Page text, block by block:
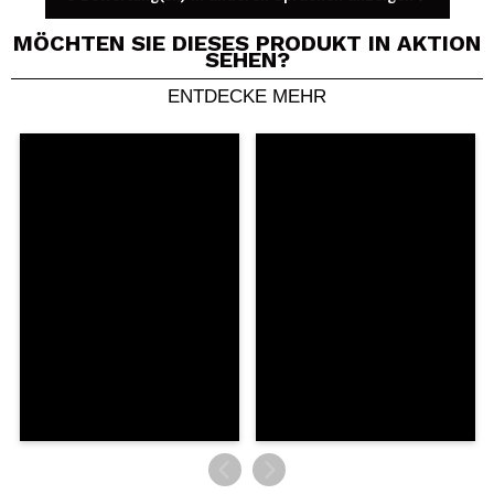
Ein Video oder Foto teilen
Dein Video könnte das erste sein. Stell es dir vor...
MÖCHTEN SIE DIESES PRODUKT IN AKTION
SEHEN?
ENTDECKE MEHR